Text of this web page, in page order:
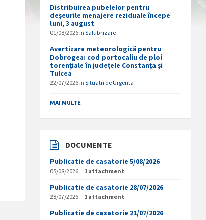
Distribuirea pubelelor pentru
deșeurile menajere reziduale începe
luni, 3 august
01/08/2026 inSalubrizare
Avertizare meteorologică pentru
Dobrogea: cod portocaliu de ploi
torențiale în județele Constanța și
Tulcea
22/07/2026 inSituatii de Urgenta
MAI MULTE
DOCUMENTE
Publicatie de casatorie 5/08/2026
05/08/2026 1 attachment
Publicatie de casatorie 28/07/2026
28/07/2026 1 attachment
Publicatie de casatorie 21/07/2026